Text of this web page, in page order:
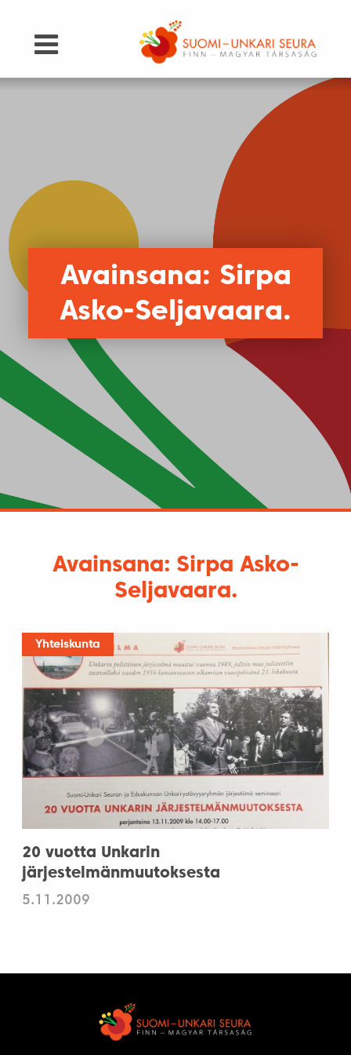
Avainsana: Sirpa
Asko-Seljavaara.
Avainsana: Sirpa Asko-
Seljavaara.
Yhteiskunta
20 vuotta Unkarin
järjestelmänmuutoksesta
5.11.2009